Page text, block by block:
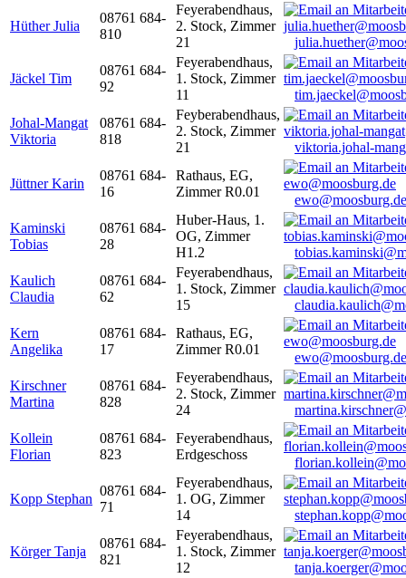
Hüther Julia
08761 684-
810
Feyerabendhaus,
2. Stock, Zimmer
21
Jäckel Tim
08761 684-
92
Feyerabendhaus,
1. Stock, Zimmer
11
Johal-Mangat
Viktoria
08761 684-
818
Feyberabendhaus,
2. Stock, Zimmer
21
viktoria.johal-
Jüttner Karin
08761 684-
16
Rathaus, EG,
Zimmer R0.01
ewo@moosburg.de
Kaminski
Tobias
08761 684-
28
Huber-Haus, 1.
OG, Zimmer
H1.2
Kaulich
Claudia
08761 684-
62
Feyerabendhaus,
1. Stock, Zimmer
15
Kern
Angelika
08761 684-
17
Rathaus, EG,
Zimmer R0.01
ewo@moosburg.de
Kirschner
Martina
08761 684-
828
Feyerabendhaus,
2. Stock, Zimmer
24
Kollein
Florian
08761 684-
823
Feyerabendhaus,
Erdgeschoss
Kopp Stephan
08761 684-
71
Feyerabendhaus,
1. OG, Zimmer
14
Körger Tanja
08761 684-
821
Feyerabendhaus,
1. Stock, Zimmer
12